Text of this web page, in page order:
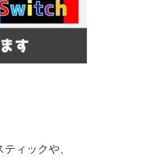
ィックや、